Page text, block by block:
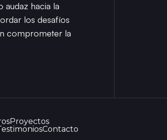
audaz hacia la
los desafíos
comprometer la
Proyectos
Contacto